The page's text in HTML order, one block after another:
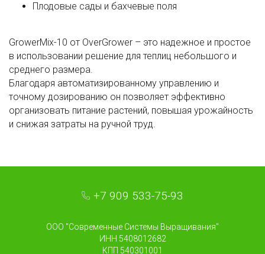
Плодовые сады и бахчевые поля
GrowerMix-10 от OverGrower – это надежное и простое
в использовании решение для теплиц небольшого и
среднего размера.
Благодаря автоматизированному управлению и
точному дозированию он позволяет эффективно
организовать питание растений, повышая урожайность
и снижая затраты на ручной труд.
+7 909 533-75-93
ООО "Современные Системы Выращивания"
ИНН 5408012682
КПП 540301001